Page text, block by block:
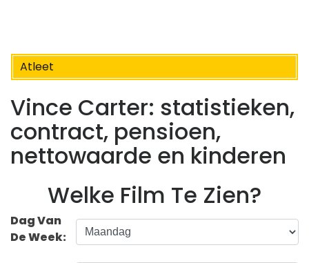
Atleet
Vince Carter: statistieken,
contract, pensioen,
nettowaarde en kinderen
Welke Film Te Zien?
Dag Van
De Week: